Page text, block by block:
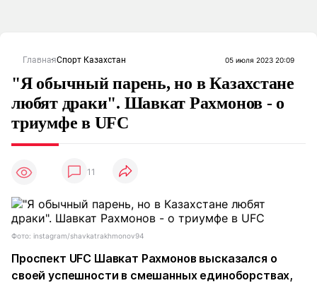
ГлавнаяСпорт Казахстан 05 июля 2023 20:09
"Я обычный парень, но в Казахстане
любят драки". Шавкат Рахмонов - о
триумфе в UFC
11
Фото: instagram/shavkatrakhmonov94
Проспект UFC Шавкат Рахмонов высказался о
своей успешности в смешанных единоборствах,